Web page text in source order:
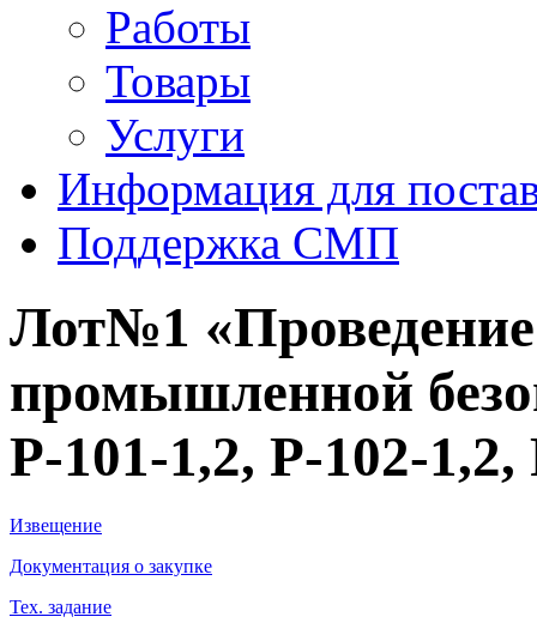
Работы
Товары
Услуги
Информация для
Поддержка СМП
Лот№1
промышленной
Р-101-1,2, Р-102-1,2,
Извещение
Документация о закупке
Тех. задание